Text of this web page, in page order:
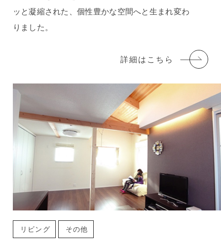
ッと凝縮された、個性豊かな空間へと生まれ変わ
りました。
詳細はこちら
リビング その他